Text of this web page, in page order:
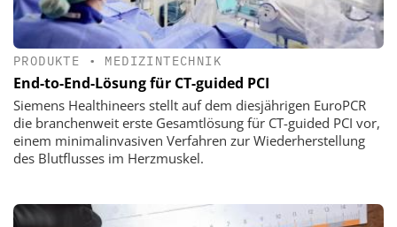
PRODUKTE • MEDIZINTECHNIK
End-to-End-Lösung für CT-guided PCI
Siemens Healthineers stellt auf dem diesjährigen EuroPCR
die branchenweit erste Gesamtlösung für CT-guided PCI vor,
einem minimalinvasiven Verfahren zur Wiederherstellung
des Blutflusses im Herzmuskel.